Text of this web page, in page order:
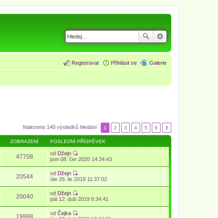
Galerie
Přihlásit se
Registrovat
Nalezeno 140 výsledků hledání 1 2 3 4 5 6
ZOBRAZENÍ POSLEDNÍ PŘÍSPĚVEK
47708 od Džejn
Z
a
z
t
s
pon 08. čer 2020 14:34:43
20544 od Džejn
Z
a
z
úte 26. lis 2019 11:37:02
20040 od Džejn
Z
pát 12. dub 2019 8:34:41
19988 od Čejka